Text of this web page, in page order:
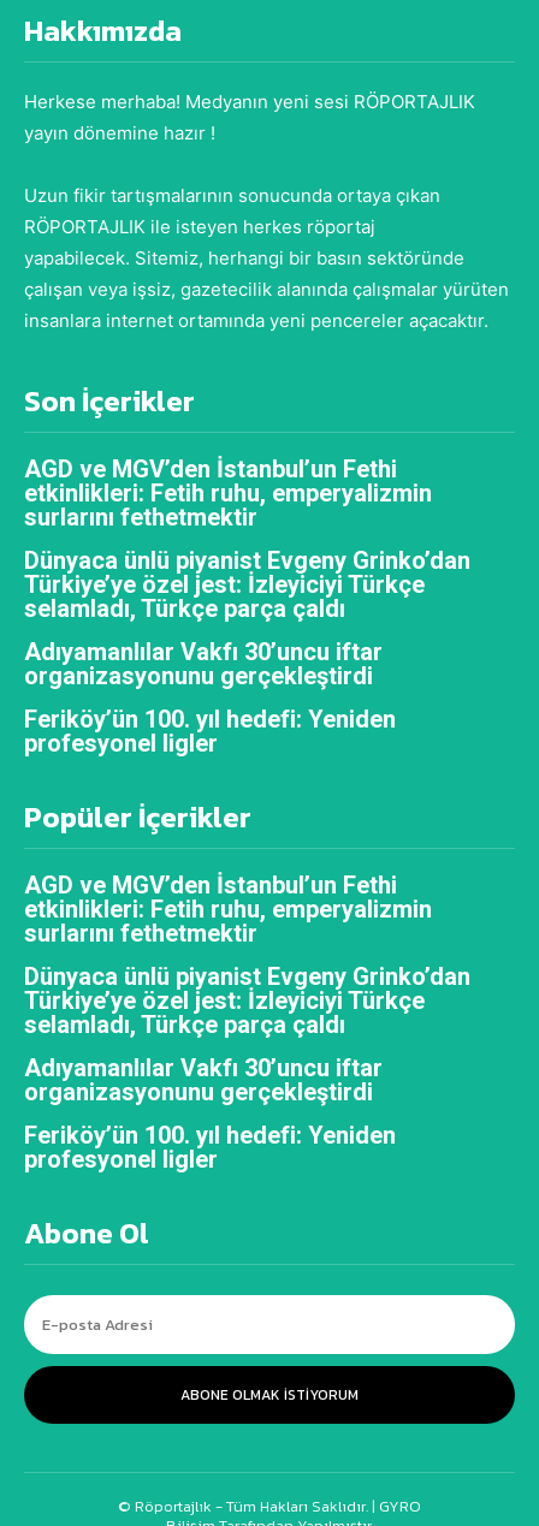
Hakkımızda
Herkese merhaba! Medyanın yeni sesi RÖPORTAJLIK
yayın dönemine hazır !
Uzun fikir tartışmalarının sonucunda ortaya çıkan
RÖPORTAJLIK ile isteyen herkes röportaj
yapabilecek. Sitemiz, herhangi bir basın sektöründe
çalışan veya işsiz, gazetecilik alanında çalışmalar yürüten
insanlara internet ortamında yeni pencereler açacaktır.
Son İçerikler
AGD ve MGV’den İstanbul’un Fethi
etkinlikleri: Fetih ruhu, emperyalizmin
surlarını fethetmektir
Dünyaca ünlü piyanist Evgeny Grinko’dan
Türkiye’ye özel jest: İzleyiciyi Türkçe
selamladı, Türkçe parça çaldı
Adıyamanlılar Vakfı 30’uncu iftar
organizasyonunu gerçekleştirdi
Feriköy’ün 100. yıl hedefi: Yeniden
profesyonel ligler
Popüler İçerikler
AGD ve MGV’den İstanbul’un Fethi
etkinlikleri: Fetih ruhu, emperyalizmin
surlarını fethetmektir
Dünyaca ünlü piyanist Evgeny Grinko’dan
Türkiye’ye özel jest: İzleyiciyi Türkçe
selamladı, Türkçe parça çaldı
Adıyamanlılar Vakfı 30’uncu iftar
organizasyonunu gerçekleştirdi
Feriköy’ün 100. yıl hedefi: Yeniden
profesyonel ligler
Abone Ol
ABONE OLMAK ISTIYORUM
© Röportajlık - Tüm Hakları Saklıdır. | GYRO